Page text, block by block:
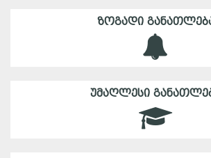
ᲖᲝᲒᲐᲓᲘ
ᲣᲛᲐᲦᲚᲔᲡᲘ